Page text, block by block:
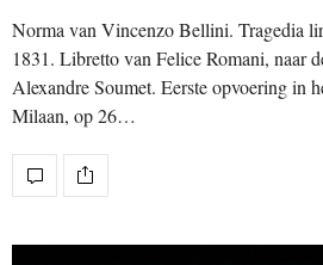
Norma van Vincenzo Bellini. Tragedia
1831. Libretto van Felice Romani, naar
Alexandre Soumet. Eerste opvoering in
Milaan, op 26…